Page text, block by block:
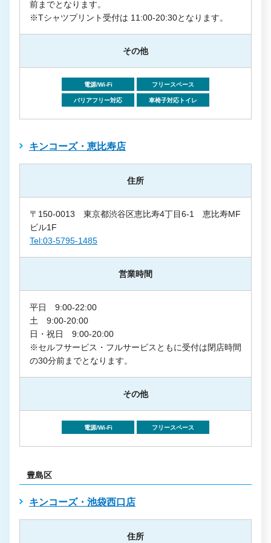
前までとなります。
※Tシャツプリント受付は 11:00-20:30となります。
その他
電源/Wi-Fi フリースペース
バリアフリー対応 車椅子対応トイレ
キンコーズ・恵比寿店
住所
〒150-0013 東京都渋谷区恵比寿4丁目6-1 恵比寿MF
ビル1F
Tel:03-5795-1485
営業時間
平日 9:00-22:00
土 9:00-20:00
日・祝日 9:00-20:00
※セルフサービス・フルサービスともに受付は閉店時間
の30分前までとなります。
その他
電源/Wi-Fi フリースペース
豊島区
キンコーズ・池袋西口店
住所